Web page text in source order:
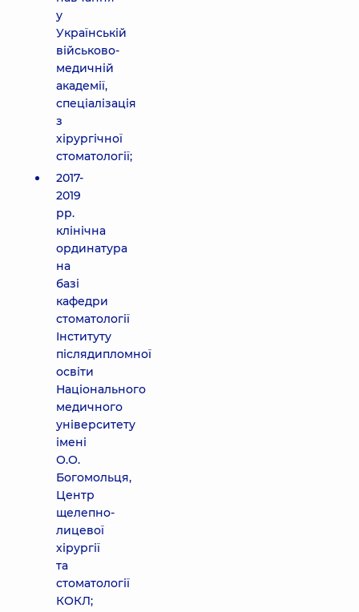
у
Українській
військово-
медичній
академії,
спеціалізація
з
хірургічної
стоматології;
2017-
2019
рр.
клінічна
ординатура
на
базі
кафедри
стоматології
Інституту
післядипломної
освіти
Національного
медичного
університету
імені
О.О.
Богомольця,
Центр
щелепно-
лицевої
хірургії
та
стоматології
КОКЛ;